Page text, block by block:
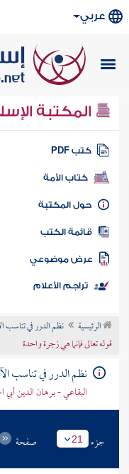
عربي
المكتبة
كتب PDF
كتاب الأمة
المكتبة
الكتب
موضوعي
تراجم الأعلام
الرئيسية نظم الدرر في تناسب
قوله تعالى فإنما هي زجرة واحدة
نظم الدرر في تناسب
البقاعي - برهان الدين
جزء 21 صفحة